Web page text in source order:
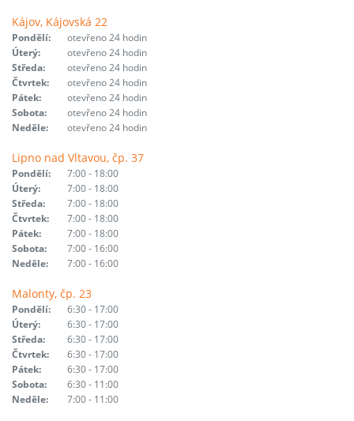
Kájov, Kájovská 22
Pondělí:
otevřeno 24 hodin
Úterý:
otevřeno 24 hodin
Středa:
otevřeno 24 hodin
Čtvrtek:
otevřeno 24 hodin
Pátek:
otevřeno 24 hodin
Sobota:
otevřeno 24 hodin
Neděle:
otevřeno 24 hodin
Lipno nad Vltavou, čp. 37
Pondělí:
7:00 - 18:00
Úterý:
7:00 - 18:00
Středa:
7:00 - 18:00
Čtvrtek:
7:00 - 18:00
Pátek:
7:00 - 18:00
Sobota:
7:00 - 16:00
Neděle:
7:00 - 16:00
Malonty, čp. 23
Pondělí:
6:30 - 17:00
Úterý:
6:30 - 17:00
Středa:
6:30 - 17:00
Čtvrtek:
6:30 - 17:00
Pátek:
6:30 - 17:00
Sobota:
6:30 - 11:00
Neděle:
7:00 - 11:00